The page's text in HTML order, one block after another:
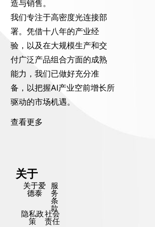
造与销售。
我们专注于高密度光连接部
署。凭借十八年的产业经
验，以及在大规模生产和交
付广泛产品组合方面的成熟
能力，我们已做好充分准
备，以把握AI产业空前增长所
驱动的市场机遇。
查看更多
关于
关于爱
德泰
服
务
条
款
隐私政
策
社会
责任